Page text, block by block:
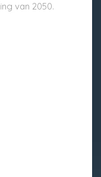
van 2050.